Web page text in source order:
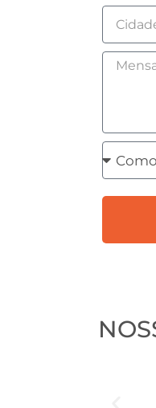
Cidade
Como
prefere
receber